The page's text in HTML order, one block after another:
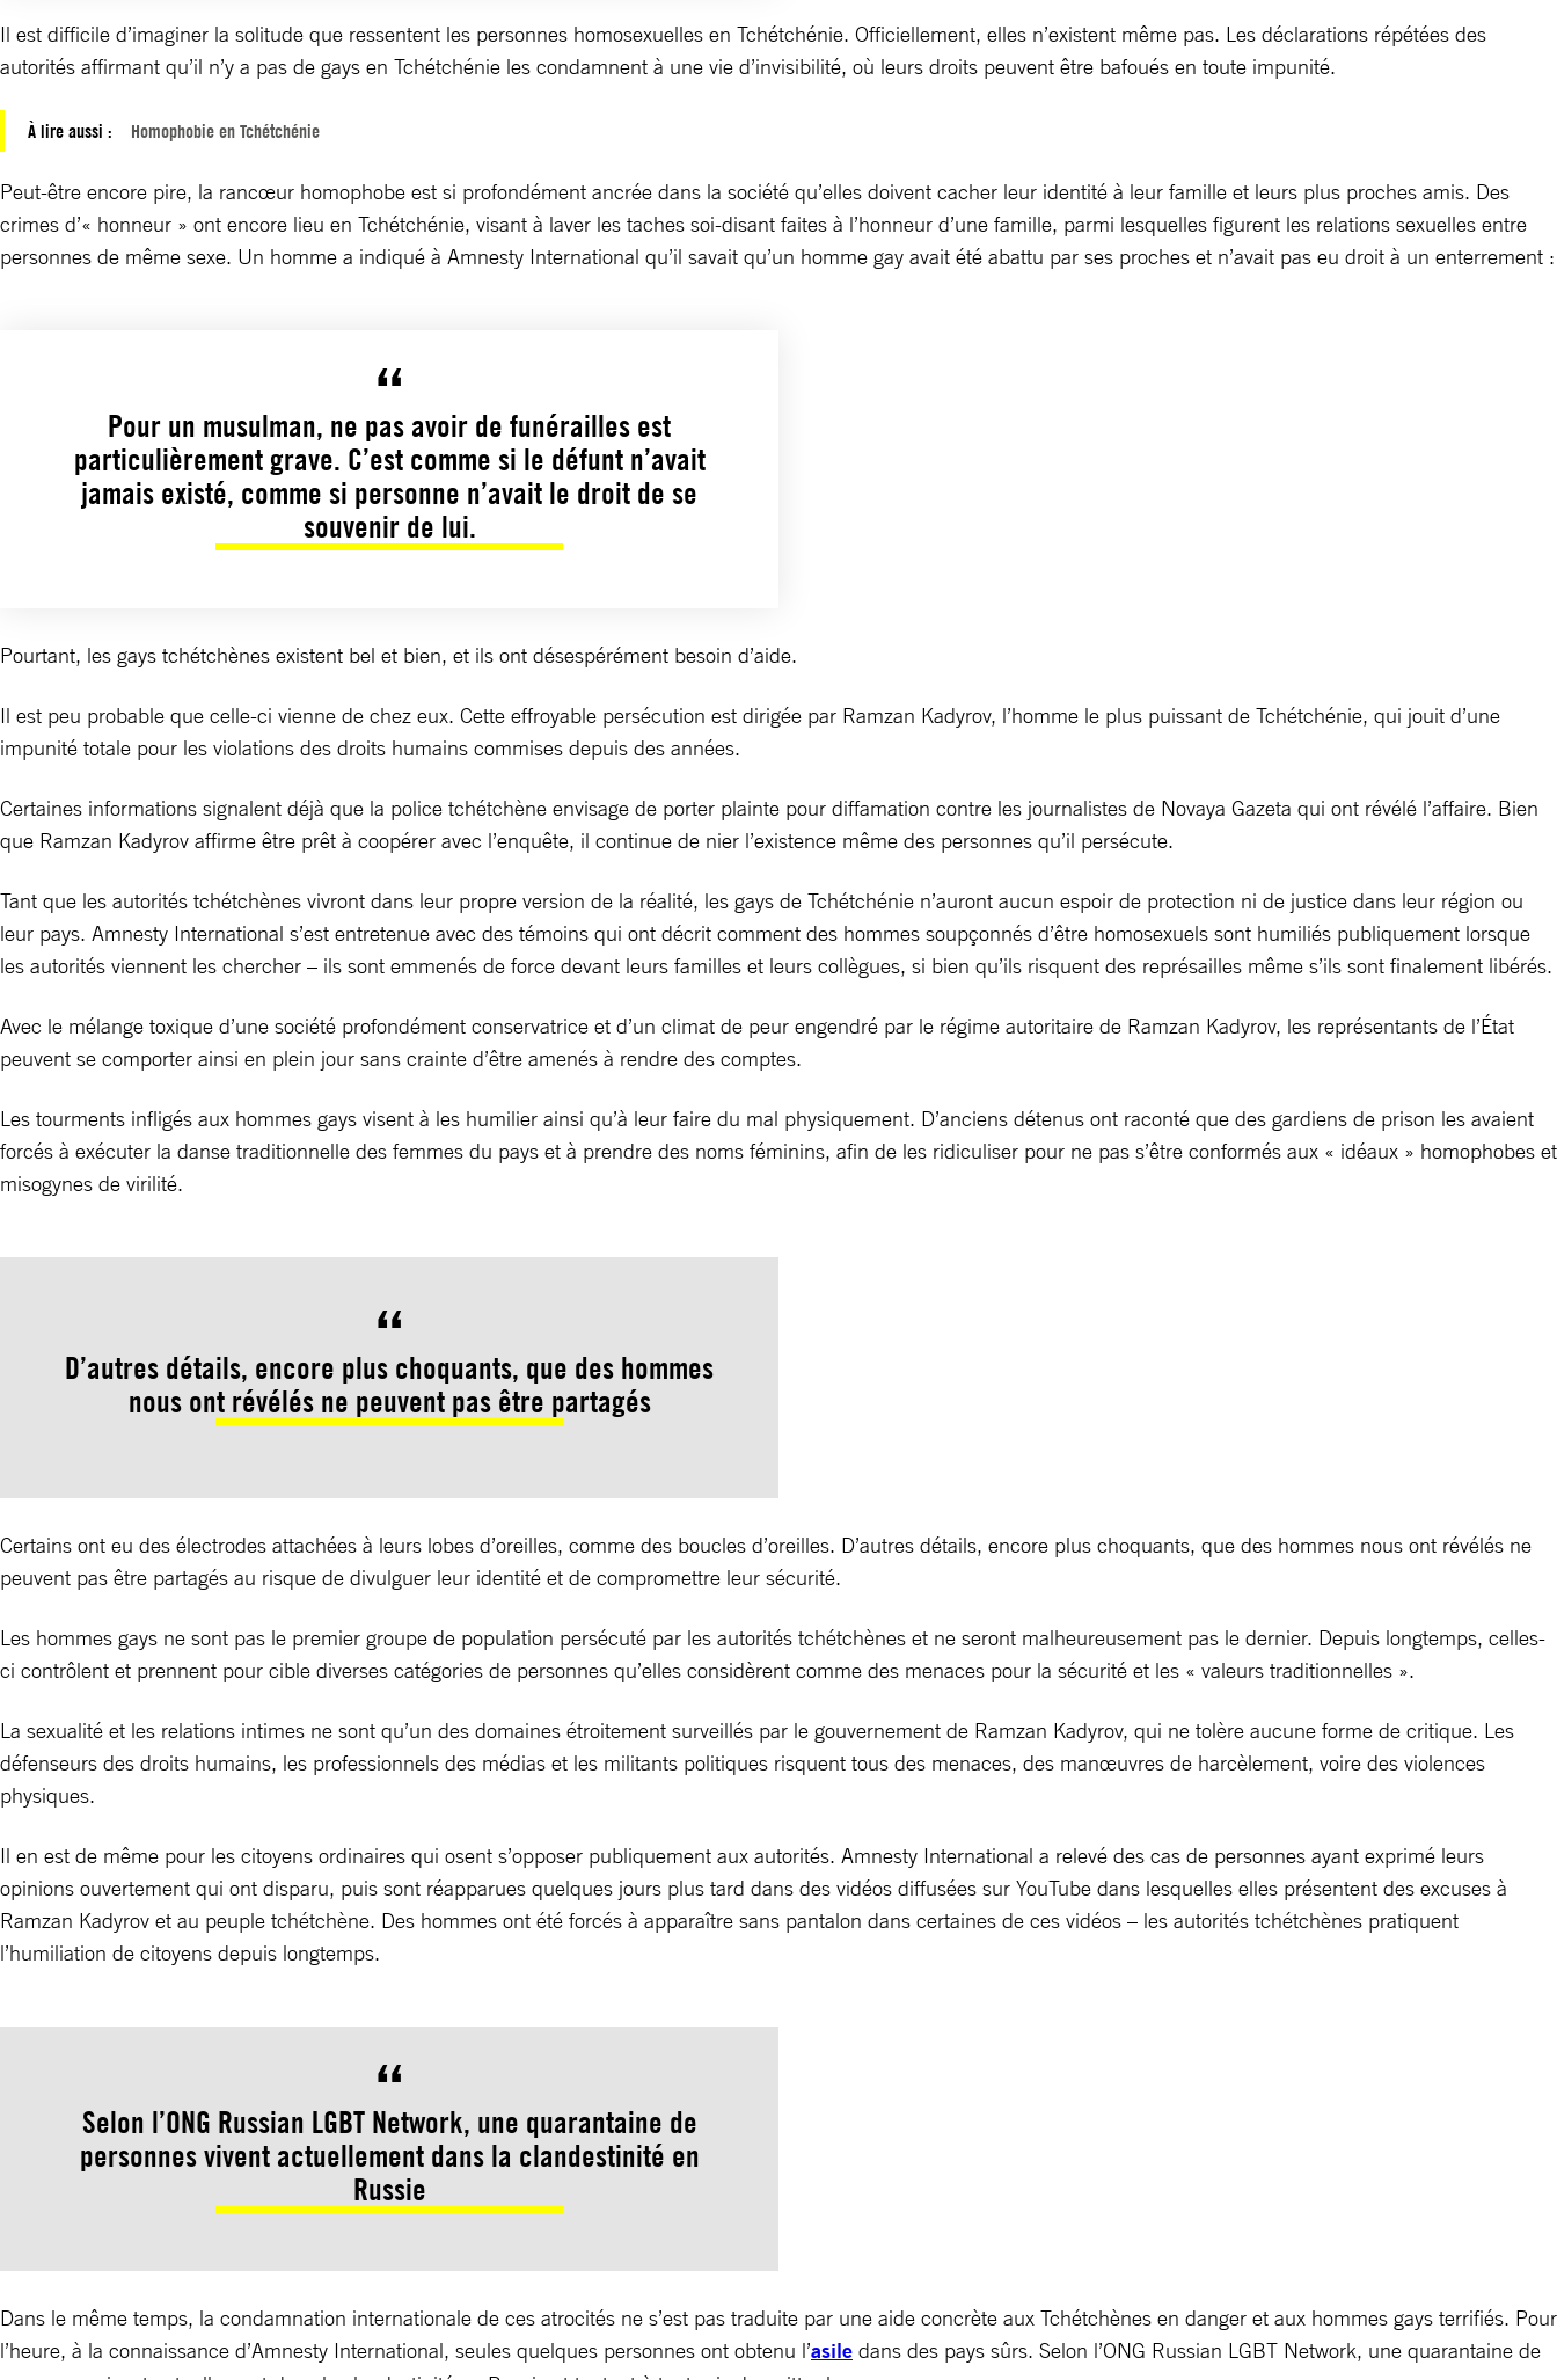
Il est difficile d’imaginer la solitude que ressentent les personnes homosexuelles en Tchétchénie. Officiellement, elles n’existent même pas. Les déclarations répétées des
autorités affirmant qu’il n’y a pas de gays en Tchétchénie les condamnent à une vie d’invisibilité, où leurs droits peuvent être bafoués en toute impunité.
À lire aussi : Homophobie en Tchétchénie
Peut-être encore pire, la rancœur homophobe est si profondément ancrée dans la société qu’elles doivent cacher leur identité à leur famille et leurs plus proches amis. Des
crimes d’« honneur » ont encore lieu en Tchétchénie, visant à laver les taches soi-disant faites à l’honneur d’une famille, parmi lesquelles figurent les relations sexuelles entre
personnes de même sexe. Un homme a indiqué à Amnesty International qu’il savait qu’un homme gay avait été abattu par ses proches et n’avait pas eu droit à un enterrement :
Pour un musulman, ne pas avoir de funérailles est
particulièrement grave. C’est comme si le défunt n’avait
jamais existé, comme si personne n’avait le droit de se
souvenir de lui.
Pourtant, les gays tchétchènes existent bel et bien, et ils ont désespérément besoin d’aide.
Il est peu probable que celle-ci vienne de chez eux. Cette effroyable persécution est dirigée par Ramzan Kadyrov, l’homme le plus puissant de Tchétchénie, qui jouit d’une
impunité totale pour les violations des droits humains commises depuis des années.
Certaines informations signalent déjà que la police tchétchène envisage de porter plainte pour diffamation contre les journalistes de Novaya Gazeta qui ont révélé l’affaire. Bien
que Ramzan Kadyrov affirme être prêt à coopérer avec l’enquête, il continue de nier l’existence même des personnes qu’il persécute.
Tant que les autorités tchétchènes vivront dans leur propre version de la réalité, les gays de Tchétchénie n’auront aucun espoir de protection ni de justice dans leur région ou
leur pays. Amnesty International s’est entretenue avec des témoins qui ont décrit comment des hommes soupçonnés d’être homosexuels sont humiliés publiquement lorsque
les autorités viennent les chercher – ils sont emmenés de force devant leurs familles et leurs collègues, si bien qu’ils risquent des représailles même s’ils sont finalement libérés.
Avec le mélange toxique d’une société profondément conservatrice et d’un climat de peur engendré par le régime autoritaire de Ramzan Kadyrov, les représentants de l’État
peuvent se comporter ainsi en plein jour sans crainte d’être amenés à rendre des comptes.
Les tourments infligés aux hommes gays visent à les humilier ainsi qu’à leur faire du mal physiquement. D’anciens détenus ont raconté que des gardiens de prison les avaient
forcés à exécuter la danse traditionnelle des femmes du pays et à prendre des noms féminins, afin de les ridiculiser pour ne pas s’être conformés aux « idéaux » homophobes et
misogynes de virilité.
D’autres détails, encore plus choquants, que des hommes
nous ont révélés ne peuvent pas être partagés
Certains ont eu des électrodes attachées à leurs lobes d’oreilles, comme des boucles d’oreilles. D’autres détails, encore plus choquants, que des hommes nous ont révélés ne
peuvent pas être partagés au risque de divulguer leur identité et de compromettre leur sécurité.
Les hommes gays ne sont pas le premier groupe de population persécuté par les autorités tchétchènes et ne seront malheureusement pas le dernier. Depuis longtemps, celles-
ci contrôlent et prennent pour cible diverses catégories de personnes qu’elles considèrent comme des menaces pour la sécurité et les « valeurs traditionnelles ».
La sexualité et les relations intimes ne sont qu’un des domaines étroitement surveillés par le gouvernement de Ramzan Kadyrov, qui ne tolère aucune forme de critique. Les
défenseurs des droits humains, les professionnels des médias et les militants politiques risquent tous des menaces, des manœuvres de harcèlement, voire des violences
physiques.
Il en est de même pour les citoyens ordinaires qui osent s’opposer publiquement aux autorités. Amnesty International a relevé des cas de personnes ayant exprimé leurs
opinions ouvertement qui ont disparu, puis sont réapparues quelques jours plus tard dans des vidéos diffusées sur YouTube dans lesquelles elles présentent des excuses à
Ramzan Kadyrov et au peuple tchétchène. Des hommes ont été forcés à apparaître sans pantalon dans certaines de ces vidéos – les autorités tchétchènes pratiquent
l’humiliation de citoyens depuis longtemps.
Selon l’ONG Russian LGBT Network, une quarantaine de
personnes vivent actuellement dans la clandestinité en
Russie
Dans le même temps, la condamnation internationale de ces atrocités ne s’est pas traduite par une aide concrète aux Tchétchènes en danger et aux hommes gays terrifiés. Pour
l’heure, à la connaissance d’Amnesty International, seules quelques personnes ont obtenu l’asile dans des pays sûrs. Selon l’ONG Russian LGBT Network, une quarantaine de